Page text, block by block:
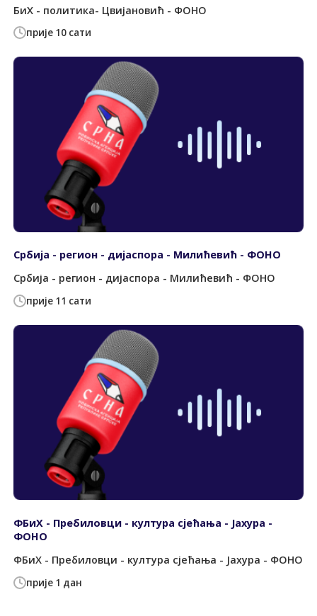
прије 10 сати
БиХ - политика- Цвијановић - ФОНО
прије 11 сати
Србија - регион - дијаспора - Милићевић - ФОНО
Србија - регион - дијаспора - Милићевић - ФОНО
прије 1 дан
ФБиХ - Пребиловци - култура сјећања - Јахура -
ФОНО
ФБиХ - Пребиловци - култура сјећања - Јахура - ФОНО